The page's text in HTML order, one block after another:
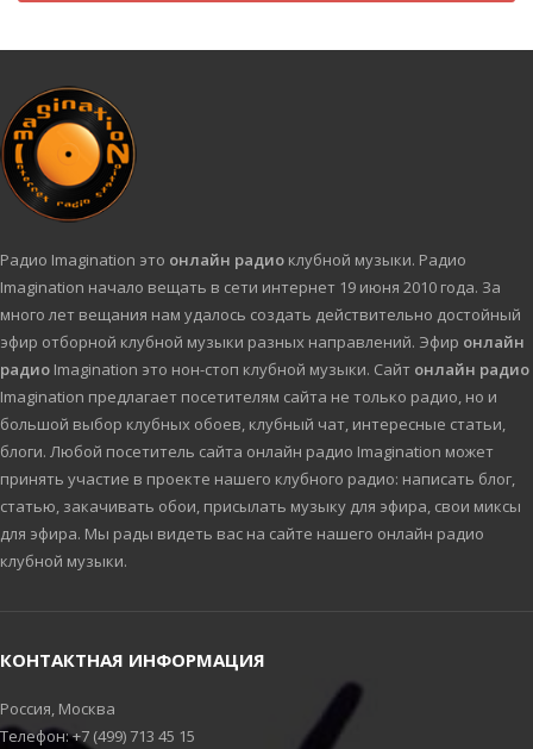
Радио Imagination это онлайн радио клубной музыки. Радио
Imagination начало вещать в сети интернет 19 июня 2010 года. За
много лет вещания нам удалось создать действительно достойный
эфир отборной клубной музыки разных направлений. Эфир онлайн
радио Imagination это нон-стоп клубной музыки. Сайт онлайн радио
Imagination предлагает посетителям сайта не только радио, но и
большой выбор клубных обоев, клубный чат, интересные статьи,
блоги. Любой посетитель сайта онлайн радио Imagination может
принять участие в проекте нашего клубного радио: написать блог,
статью, закачивать обои, присылать музыку для эфира, свои миксы
для эфира. Мы рады видеть вас на сайте нашего онлайн радио
клубной музыки.
КОНТАКТНАЯ ИНФОРМАЦИЯ
Россия, Москва
Телефон: +7 (499) 713 45 15